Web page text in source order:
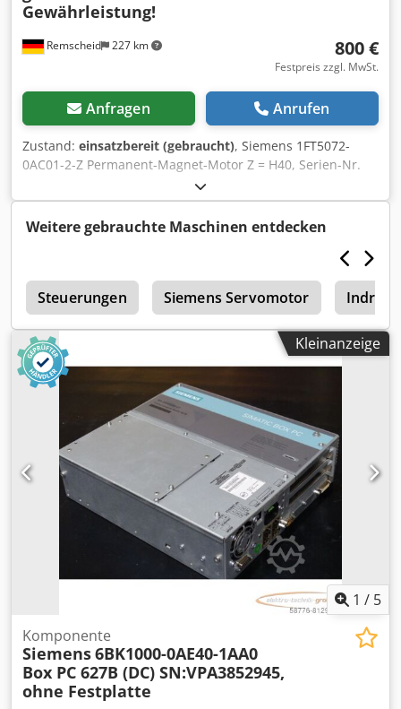
Remscheid 227 km
Gewährleistung!
800 €
Festpreis zzgl. MwSt.
Anfragen Anrufen
Zustand: einsatzbereit (gebraucht), Siemens 1FT5072-
0AC01-2-Z Permanent-Magnet-Motor Z = H40, Serien-Nr.
gemäß Foto, fachgerecht komplett überholt und getestet
mit 12 Monaten Gewährleistung, 100% funktionsfähig,
Lieferumfang gem. Fotos,Für diesen Artikel gelten nicht die
vereinbarten Verkaufsrabatte. Preis bitte separat erfragen
Weitere gebrauchte Maschinen entdecken
Steuerungen Siemens Servomotor
Kleinanzeige
1 / 5
Komponente
Siemens6BK1000-0AE40-1AA0
Box PC 627B (DC) SN:VPA3852945,
ohne Festplatte